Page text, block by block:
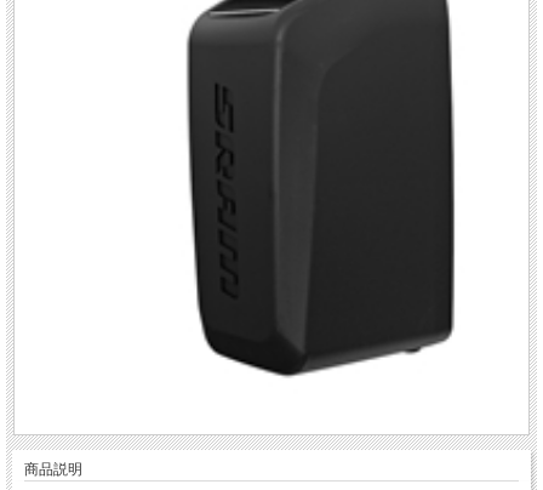
商品説明